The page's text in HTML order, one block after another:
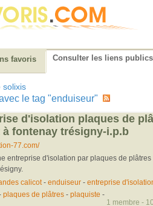
favoris Consulter les liens publics
solixis
le tag "enduiseur"
d'isolation plaques de
fontenay trésigny-i.p.b
77.com/
entreprise d'isolation par plaques de
calicot- enduiseur- entreprise
plaques de plâtres- plaquiste -
1 membre -